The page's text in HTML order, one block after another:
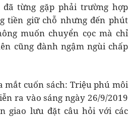
đã từng gặp phải trường hợp
tiền giữ chỗ nhưng đến phút
muốn chuyển cọc mà chỉ
cũng đành ngậm ngùi chấp
mắt cuốn sách: Triệu phú môi
ra vào sáng ngày 26/9/2019
giao lưu đặt câu hỏi với các